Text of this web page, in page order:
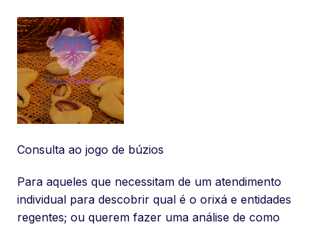
Consulta ao jogo de búzios
Para aqueles que necessitam de um atendimento
individual para descobrir qual é o orixá e entidades
regentes; ou querem fazer uma análise de como